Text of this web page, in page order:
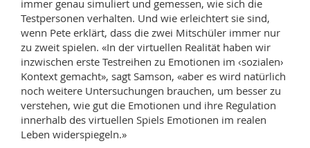
immer genau simuliert und gemessen, wie sich die
Testpersonen verhalten. Und wie erleichtert sie sind,
wenn Pete erklärt, dass die zwei Mitschüler immer nur
zu zweit spielen. «In der virtuellen Realität haben wir
inzwischen erste Testreihen zu Emotionen im ‹sozialen›
Kontext gemacht», sagt Samson, «aber es wird natürlich
noch weitere Untersuchungen brauchen, um besser zu
verstehen, wie gut die Emotionen und ihre Regulation
innerhalb des virtuellen Spiels Emotionen im realen
Leben widerspiegeln.»